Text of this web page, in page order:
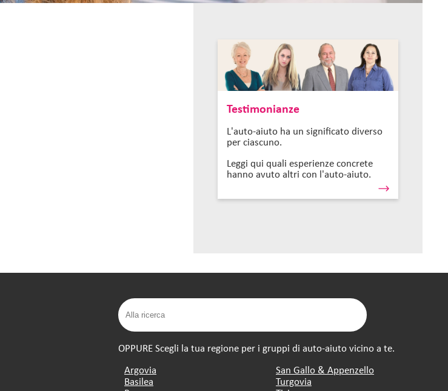
Testimonianze
L'auto-aiuto ha un significato diverso
per ciascuno.
Leggi qui quali esperienze concrete
hanno avuto altri con l'auto-aiuto.
OPPURE Scegli la tua regione per i gruppi di auto-aiuto vicino a te.
Argovia
Basilea
San Gallo & Appenzello
Turgovia